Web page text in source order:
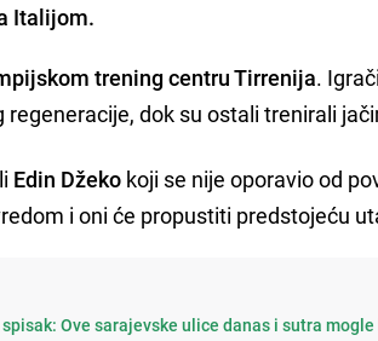
Italijom.
trening centru Tirrenija.
dok su ostali trenirali
Edin Džeko koji se nije oporavio od
i oni će propustiti predstojeću
Ove sarajevske ulice danas i sutra